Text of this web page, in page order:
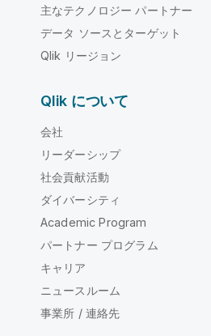
主なテクノロジー パートナー
データ ソースとターゲット
Qlik リージョン
Qlik について
会社
リーダーシップ
社会貢献活動
ダイバーシティ
Academic Program
パートナー プログラム
キャリア
ニュースルーム
事業所 / 連絡先